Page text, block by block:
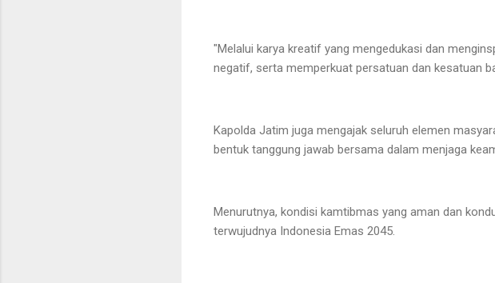
"Melalui karya kreatif yang mengedukasi dan
negatif, serta memperkuat persatuan dan kesatuan
Kapolda Jatim juga mengajak seluruh elemen
bentuk tanggung jawab bersama dalam menjaga
Menurutnya, kondisi kamtibmas yang aman dan
terwujudnya Indonesia Emas 2045.